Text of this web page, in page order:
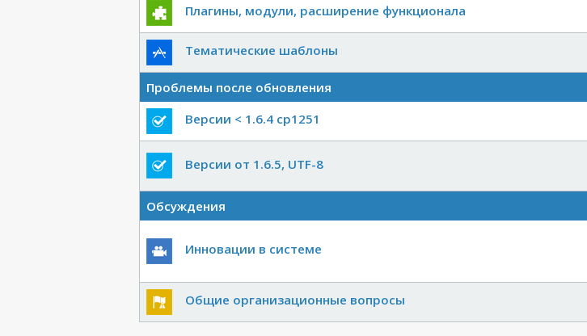
Плагины, модули, расширение функционала
Тематические шаблоны
Проблемы после обновления
Версии < 1.6.4 cp1251
Версии от 1.6.5, UTF-8
Обсуждения
Инновации в системе
Общие организационные вопросы